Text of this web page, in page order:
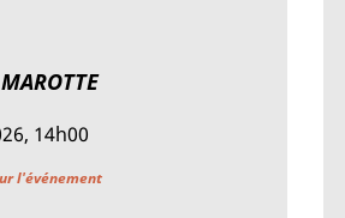
14h00
l'événement